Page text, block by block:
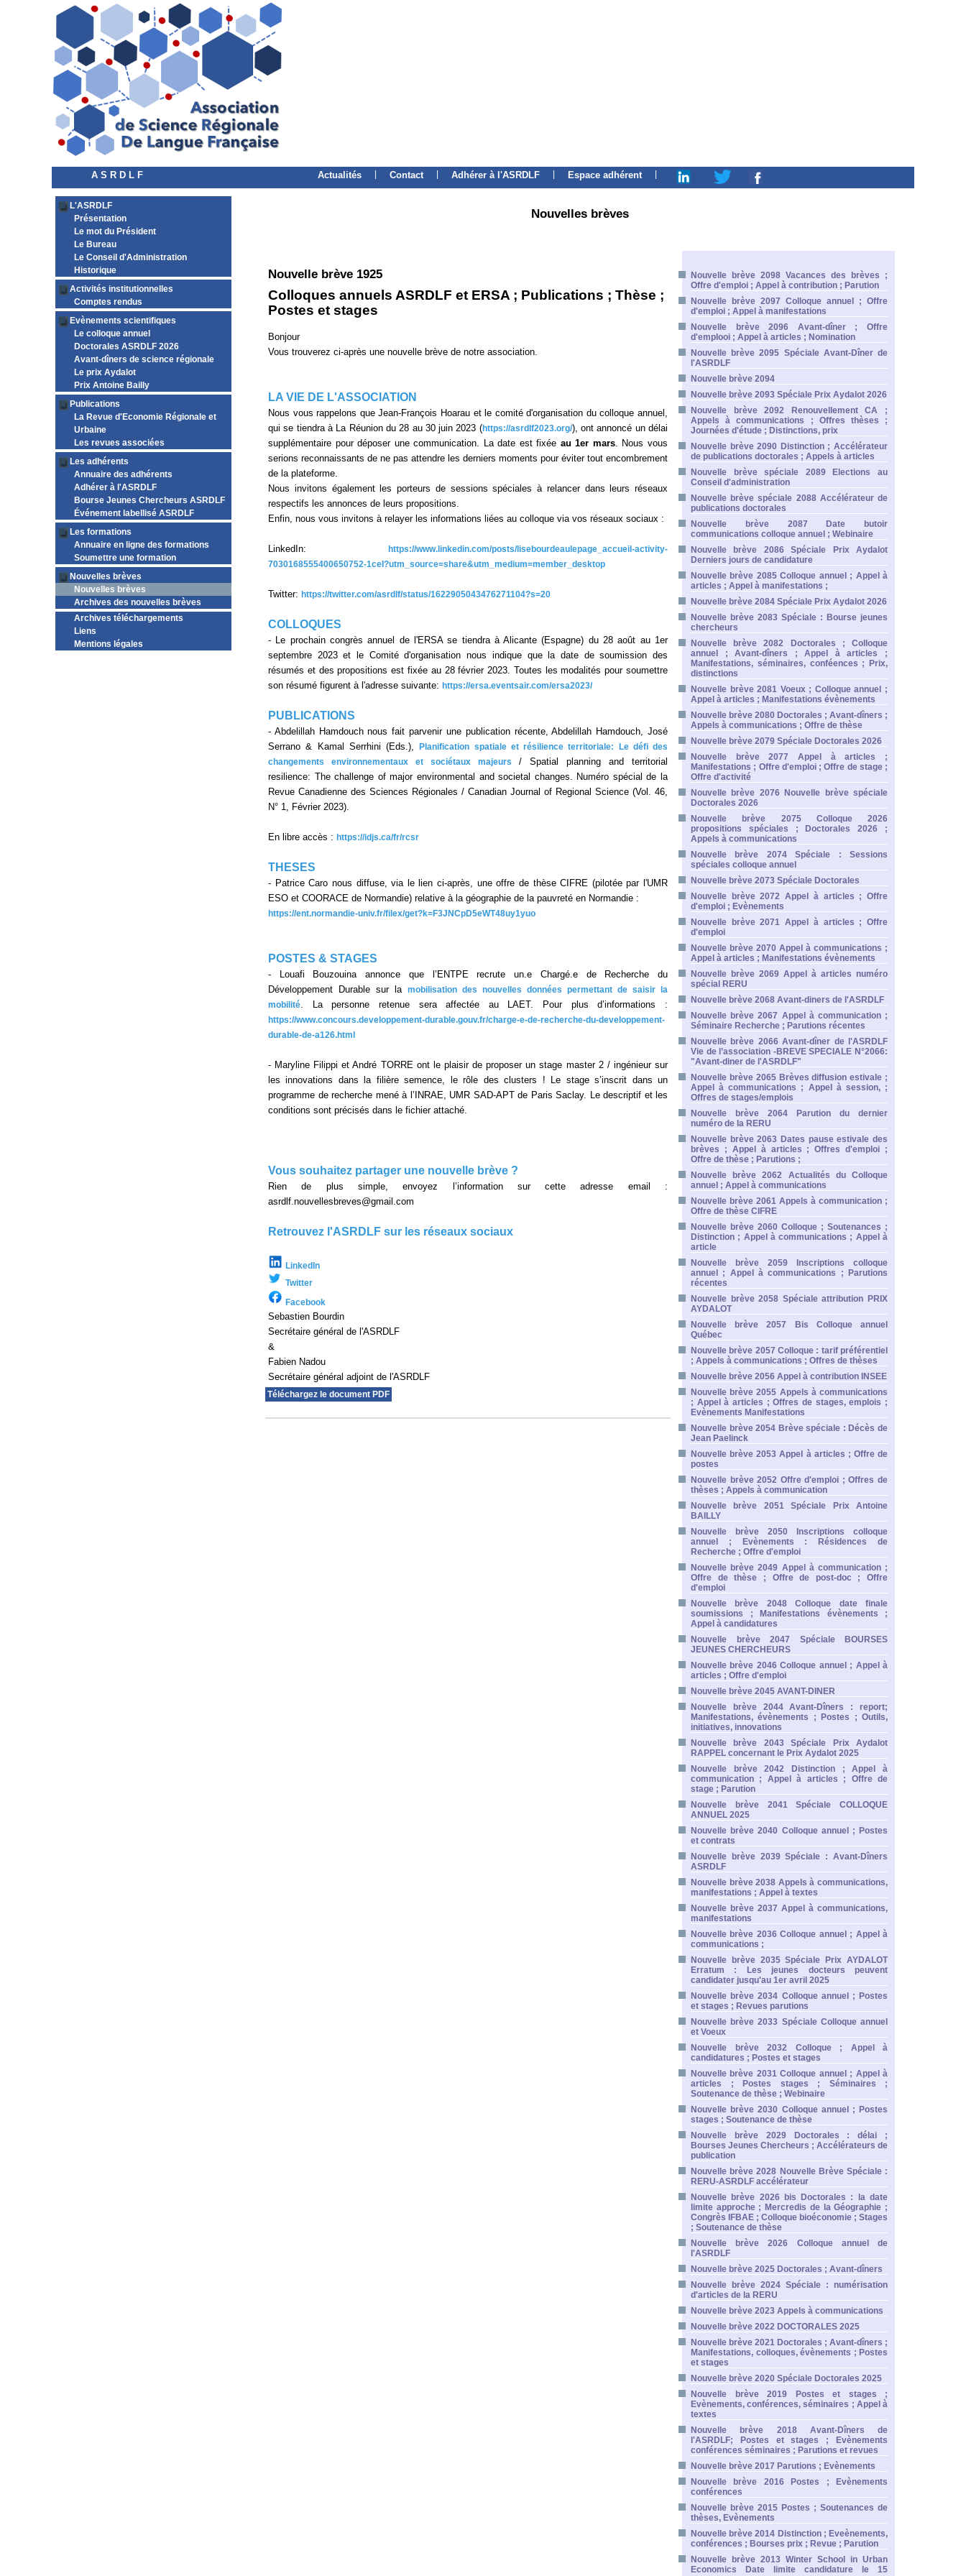
A S R D L F Actualités Contact Adhérer à l'ASRDLF Espace adhérent
L'ASRDLF
Présentation
Le mot du Président
Le Bureau
Le Conseil d'Administration
Historique
Activités institutionnelles
Comptes rendus
Evènements scientifiques
Le colloque annuel
Doctorales ASRDLF 2026
Avant-dîners de science régionale
Le prix Aydalot
Prix Antoine Bailly
Publications
La Revue d'Economie Régionale et
Urbaine
Les revues associées
Les adhérents
Annuaire des adhérents
Adhérer à l'ASRDLF
Bourse Jeunes Chercheurs ASRDLF
Événement labellisé ASRDLF
Les formations
Annuaire en ligne des formations
Soumettre une formation
Nouvelles brèves
Nouvelles brèves
Archives des nouvelles brèves
Archives téléchargements
Liens
Mentions légales
Nouvelles brèves
Nouvelle brève 1925
Colloques annuels ASRDLF et ERSA ; Publications ; Thèse ;
Postes et stages
Bonjour
Vous trouverez ci-après une nouvelle brève de notre association.
LA VIE DE L'ASSOCIATION
Nous vous rappelons que Jean-François Hoarau et le comité d'organisation du colloque annuel,
qui se tiendra à La Réunion du 28 au 30 juin 2023 (https://asrdlf2023.org/), ont annoncé un délai
supplémentaire pour déposer une communication. La date est fixée au 1er mars. Nous vous
serions reconnaissants de ne pas attendre les derniers moments pour éviter tout encombrement
de la plateforme.
Nous invitons également les porteurs de sessions spéciales à relancer dans leurs réseaux
respectifs les annonces de leurs propositions.
Enfin, nous vous invitons à relayer les informations liées au colloque via vos réseaux sociaux :
LinkedIn:
https://www.linkedin.com/posts/lisebourdeaulepage_accueil-activity-
7030168555400650752-1ceI?utm_source=share&utm_medium=member_desktop
Twitter: https://twitter.com/asrdlf/status/1622905043476271104?s=20
COLLOQUES
- Le prochain congrès annuel de l'ERSA se tiendra à Alicante (Espagne) du 28 août au 1er
septembre 2023 et le Comité d'organisation nous indique que la date de soumission des
résumés et des propositions est fixée au 28 février 2023. Toutes les modalités pour soumettre
son résumé figurent à l'adresse suivante: https://ersa.eventsair.com/ersa2023/
PUBLICATIONS
- Abdelillah Hamdouch nous fait parvenir une publication récente, Abdelillah Hamdouch, José
Serrano & Kamal Serrhini (Eds.),Planification spatiale et résilience territoriale: Le défi des
changements environnementaux et sociétaux majeurs / Spatial planning and territorial
resilience: The challenge of major environmental and societal changes. Numéro spécial de la
Revue Canadienne des Sciences Régionales / Canadian Journal of Regional Science (Vol. 46,
N° 1, Février 2023).
En libre accès : https://idjs.ca/fr/rcsr
THESES
- Patrice Caro nous diffuse, via le lien ci-après, une offre de thèse CIFRE (pilotée par l'UMR
ESO et COORACE de Normandie) relative à la géographie de la pauvreté en Normandie :
https://ent.normandie-univ.fr/filex/get?k=F3JNCpD5eWT48uy1yuo
POSTES & STAGES
- Louafi Bouzouina annonce que l’ENTPE recrute un.e Chargé.e de Recherche du
Développement Durable sur la mobilisation des nouvelles données permettant de saisir la
mobilité. La personne retenue sera affectée au LAET. Pour plus d’informations :
https://www.concours.developpement-durable.gouv.fr/charge-e-de-recherche-du-developpement-
durable-de-a126.html
- Maryline Filippi et André TORRE ont le plaisir de proposer un stage master 2 / ingénieur sur
les innovations dans la filière semence, le rôle des clusters ! Le stage s’inscrit dans un
programme de recherche mené à l’INRAE, UMR SAD-APT de Paris Saclay. Le descriptif et les
conditions sont précisés dans le fichier attaché.
Vous souhaitez partager une nouvelle brève ?
Rien de plus simple, envoyez l’information sur cette adresse email :
asrdlf.nouvellesbreves@gmail.com
Retrouvez l'ASRDLF sur les réseaux sociaux
LinkedIn
Twitter
Facebook
Sebastien Bourdin
Secrétaire général de l'ASRDLF
&
Fabien Nadou
Secrétaire général adjoint de l'ASRDLF
Téléchargez le document PDF
Nouvelle brève 2098 Vacances des brèves ;
Offre d'emploi ; Appel à contribution ; Parution
Nouvelle brève 2097 Colloque annuel ; Offre
d'emploi ; Appel à manifestations
Nouvelle brève 2096 Avant-dîner ; Offre
d'emplooi ; Appel à articles ; Nomination
Nouvelle brève 2095 Spéciale Avant-Dîner de
l'ASRDLF
Nouvelle brève 2094
Nouvelle brève 2093 Spéciale Prix Aydalot 2026
Nouvelle brève 2092 Renouvellement CA ;
Appels à communications ; Offres thèses ;
Journées d'étude ; Distinctions, prix
Nouvelle brève 2090 Distinction ; Accélérateur
de publications doctorales ; Appels à articles
Nouvelle brève spéciale 2089 Elections au
Conseil d'administration
Nouvelle brève spéciale 2088 Accélérateur de
publications doctorales
Nouvelle brève 2087 Date butoir
communications colloque annuel ; Webinaire
Nouvelle brève 2086 Spéciale Prix Aydalot
Derniers jours de candidature
Nouvelle brève 2085 Colloque annuel ; Appel à
articles ; Appel à manifestations ;
Nouvelle brève 2084 Spéciale Prix Aydalot 2026
Nouvelle brève 2083 Spéciale : Bourse jeunes
chercheurs
Nouvelle brève 2082 Doctorales ; Colloque
annuel ; Avant-dîners ; Appel à articles ;
Manifestations, séminaires, conféences ; Prix,
distinctions
Nouvelle brève 2081 Voeux ; Colloque annuel ;
Appel à articles ; Manifestations évènements
Nouvelle brève 2080 Doctorales ; Avant-dîners ;
Appels à communications ; Offre de thèse
Nouvelle brève 2079 Spéciale Doctorales 2026
Nouvelle brève 2077 Appel à articles ;
Manifestations ; Offre d'emploi ; Offre de stage ;
Offre d'activité
Nouvelle brève 2076 Nouvelle brève spéciale
Doctorales 2026
Nouvelle brève 2075 Colloque 2026
propositions spéciales ; Doctorales 2026 ;
Appels à communications
Nouvelle brève 2074 Spéciale : Sessions
spéciales colloque annuel
Nouvelle brève 2073 Spéciale Doctorales
Nouvelle brève 2072 Appel à articles ; Offre
d'emploi ; Evènements
Nouvelle brève 2071 Appel à articles ; Offre
d'emploi
Nouvelle brève 2070 Appel à communications ;
Appel à articles ; Manifestations évènements
Nouvelle brève 2069 Appel à articles numéro
spécial RERU
Nouvelle brève 2068 Avant-diners de l'ASRDLF
Nouvelle brève 2067 Appel à communication ;
Séminaire Recherche ; Parutions récentes
Nouvelle brève 2066 Avant-dîner de l'ASRDLF
Vie de l’association -BREVE SPECIALE N°2066:
"Avant-diner de l'ASRDLF"
Nouvelle brève 2065 Brèves diffusion estivale ;
Appel à communications ; Appel à session, ;
Offres de stages/emplois
Nouvelle brève 2064 Parution du dernier
numéro de la RERU
Nouvelle brève 2063 Dates pause estivale des
brèves ; Appel à articles ; Offres d'emploi ;
Offre de thèse ; Parutions ;
Nouvelle brève 2062 Actualités du Colloque
annuel ; Appel à communications
Nouvelle brève 2061 Appels à communication ;
Offre de thèse CIFRE
Nouvelle brève 2060 Colloque ; Soutenances ;
Distinction ; Appel à communications ; Appel à
article
Nouvelle brève 2059 Inscriptions colloque
annuel ; Appel à communications ; Parutions
récentes
Nouvelle brève 2058 Spéciale attribution PRIX
AYDALOT
Nouvelle brève 2057 Bis Colloque annuel
Québec
Nouvelle brève 2057 Colloque : tarif préférentiel
; Appels à communications ; Offres de thèses
Nouvelle brève 2056 Appel à contribution INSEE
Nouvelle brève 2055 Appels à communications
; Appel à articles ; Offres de stages, emplois ;
Evènements Manifestations
Nouvelle brève 2054 Brève spéciale : Décès de
Jean Paelinck
Nouvelle brève 2053 Appel à articles ; Offre de
postes
Nouvelle brève 2052 Offre d'emploi ; Offres de
thèses ; Appels à communication
Nouvelle brève 2051 Spéciale Prix Antoine
BAILLY
Nouvelle brève 2050 Inscriptions colloque
annuel ; Evènements : Résidences de
Recherche ; Offre d'emploi
Nouvelle brève 2049 Appel à communication ;
Offre de thèse ; Offre de post-doc ; Offre
d'emploi
Nouvelle brève 2048 Colloque date finale
soumissions ; Manifestations évènements ;
Appel à candidatures
Nouvelle brève 2047 Spéciale BOURSES
JEUNES CHERCHEURS
Nouvelle brève 2046 Colloque annuel ; Appel à
articles ; Offre d'emploi
Nouvelle brève 2045 AVANT-DINER
Nouvelle brève 2044 Avant-Dîners : report;
Manifestations, évènements ; Postes ; Outils,
initiatives, innovations
Nouvelle brève 2043 Spéciale Prix Aydalot
RAPPEL concernant le Prix Aydalot 2025
Nouvelle brève 2042 Distinction ; Appel à
communication ; Appel à articles ; Offre de
stage ; Parution
Nouvelle brève 2041 Spéciale COLLOQUE
ANNUEL 2025
Nouvelle brève 2040 Colloque annuel ; Postes
et contrats
Nouvelle brève 2039 Spéciale : Avant-Dîners
ASRDLF
Nouvelle brève 2038 Appels à communications,
manifestations ; Appel à textes
Nouvelle brève 2037 Appel à communications,
manifestations
Nouvelle brève 2036 Colloque annuel ; Appel à
communications ;
Nouvelle brève 2035 Spéciale Prix AYDALOT
Erratum : Les jeunes docteurs peuvent
candidater jusqu'au 1er avril 2025
Nouvelle brève 2034 Colloque annuel ; Postes
et stages ; Revues parutions
Nouvelle brève 2033 Spéciale Colloque annuel
et Voeux
Nouvelle brève 2032 Colloque ; Appel à
candidatures ; Postes et stages
Nouvelle brève 2031 Colloque annuel ; Appel à
articles ; Postes stages ; Séminaires ;
Soutenance de thèse ; Webinaire
Nouvelle brève 2030 Colloque annuel ; Postes
stages ; Soutenance de thèse
Nouvelle brève 2029 Doctorales : délai ;
Bourses Jeunes Chercheurs ; Accélérateurs de
publication
Nouvelle brève 2028 Nouvelle Brève Spéciale :
RERU-ASRDLF accélérateur
Nouvelle brève 2026 bis Doctorales : la date
limite approche ; Mercredis de la Géographie ;
Congrès IFBAE ; Colloque bioéconomie ; Stages
; Soutenance de thèse
Nouvelle brève 2026 Colloque annuel de
l'ASRDLF
Nouvelle brève 2025 Doctorales ; Avant-dîners
Nouvelle brève 2024 Spéciale : numérisation
d'articles de la RERU
Nouvelle brève 2023 Appels à communications
Nouvelle brève 2022 DOCTORALES 2025
Nouvelle brève 2021 Doctorales ; Avant-dîners ;
Manifestations, colloques, évènements ; Postes
et stages
Nouvelle brève 2020 Spéciale Doctorales 2025
Nouvelle brève 2019 Postes et stages ;
Evènements, conférences, séminaires ; Appel à
textes
Nouvelle brève 2018 Avant-Dîners de
l'ASRDLF; Postes et stages ; Evènements
conférences séminaires ; Parutions et revues
Nouvelle brève 2017 Parutions ; Evènements
Nouvelle brève 2016 Postes ; Evènements
conférences
Nouvelle brève 2015 Postes ; Soutenances de
thèses, Evènements
Nouvelle brève 2014 Distinction ; Eveènements,
conférences ; Bourses prix ; Revue ; Parution
Nouvelle brève 2013 Winter School in Urban
Economics Date limite candidature le 15